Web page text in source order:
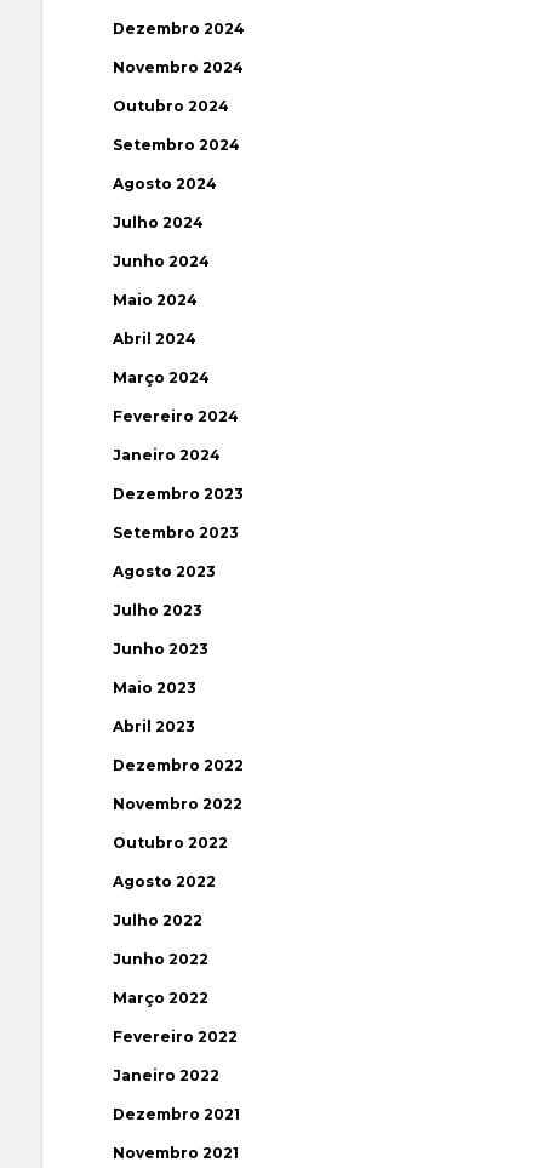
Dezembro 2024
Novembro 2024
Outubro 2024
Setembro 2024
Agosto 2024
Julho 2024
Junho 2024
Maio 2024
Abril 2024
Março 2024
Fevereiro 2024
Janeiro 2024
Dezembro 2023
Setembro 2023
Agosto 2023
Julho 2023
Junho 2023
Maio 2023
Abril 2023
Dezembro 2022
Novembro 2022
Outubro 2022
Agosto 2022
Julho 2022
Junho 2022
Março 2022
Fevereiro 2022
Janeiro 2022
Dezembro 2021
Novembro 2021